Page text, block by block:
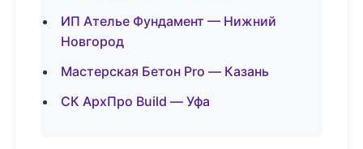
ИП Ателье Фундамент — Нижний
Новгород
Мастерская Бетон Pro — Казань
СК АрхПро Build — Уфа